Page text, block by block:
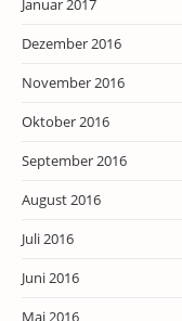
Januar 2017
Dezember 2016
November 2016
Oktober 2016
September 2016
August 2016
Juli 2016
Juni 2016
Mai 2016